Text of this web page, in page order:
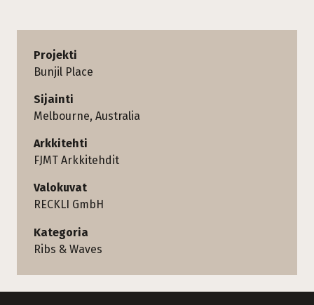
Projekti
Bunjil Place
Sijainti
Melbourne, Australia
Arkkitehti
FJMT Arkkitehdit
Valokuvat
RECKLI GmbH
Kategoria
Ribs & Waves